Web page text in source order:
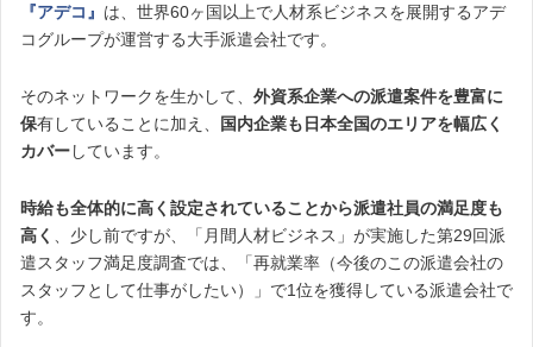
『アデコ』 は、世界60ヶ国以上で人材系ビジネスを展開するアデ
コグループが運営する大手派遣会社です。
そのネットワークを生かして、 外資系企業への派遣案件を豊富に
保有していることに加え、
国内企業も日本全国のエリアを幅広く
カバーしています。
時給も全体的に高く設定されていることから派遣社員の満足度も
高く 、少し前ですが、「月間人材ビジネス」が実施した第29回派
遣スタッフ満足度調査では、「再就業率（今後のこの派遣会社の
スタッフとして仕事がしたい）」で1位を獲得している派遣会社で
す。